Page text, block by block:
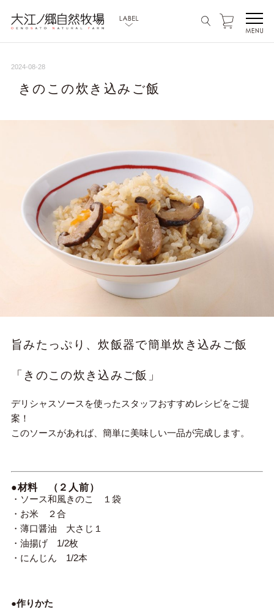
2024-08-28
きのこの炊き込みご飯
旨みたっぷり、炊飯器で簡単炊き込みご飯
「きのこの炊き込みご飯」
デリシャスソースを使ったスタッフおすすめレシピをご提
案！
このソースがあれば、簡単に美味しい一品が完成します。
●材料 （２人前）
・ソース和風きのこ １袋
・お米 ２合
・薄口醤油 大さじ１
・油揚げ 1/2枚
・にんじん 1/2本
●作りかた